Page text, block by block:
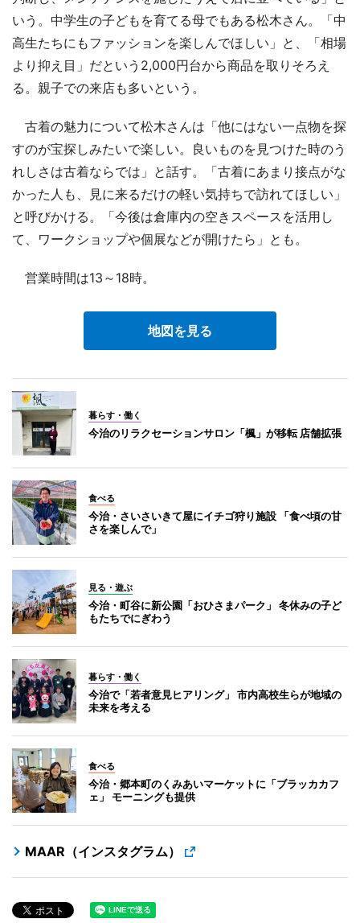
いう。中学生の子どもを育てる母でもある松木さん。「中
高生たちにもファッションを楽しんでほしい」と、「相場
より抑え目」だという2,000円台から商品を取りそろえ
る。親子での来店も多いという。
古着の魅力について松木さんは「他にはない一点物を探
すのが宝探しみたいで楽しい。良いものを見つけた時のう
れしさは古着ならでは」と話す。「古着にあまり接点がな
かった人も、見に来るだけの軽い気持ちで訪れてほしい」
と呼びかける。「今後は倉庫内の空きスペースを活用し
て、ワークショップや個展などが開けたら」とも。
営業時間は13～18時。
地図を見る
暮らす・働く
今治のリラクセーションサロン「楓」が移転 店舗拡張
食べる
今治・さいさいきて屋にイチゴ狩り施設 「食べ頃の甘
さを楽しんで」
見る・遊ぶ
今治・町谷に新公園「おひさまパーク」 冬休みの子ど
もたちでにぎわう
暮らす・働く
今治で「若者意見ヒアリング」 市内高校生らが地域の
未来を考える
食べる
今治・郷本町のくみあいマーケットに「ブラッカカフ
ェ」 モーニングも提供
MAAR（インスタグラム）